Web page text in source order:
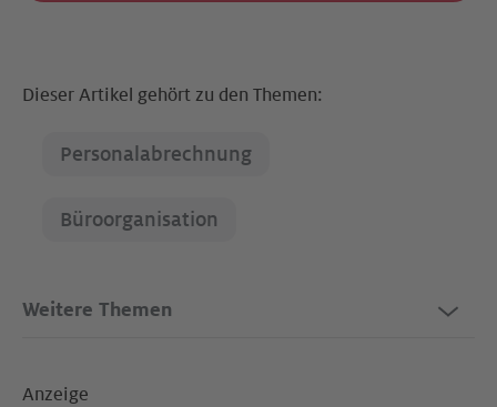
Dieser Artikel gehört zu den Themen:
Personalabrechnung
Büroorganisation
Weitere Themen
Anzeige